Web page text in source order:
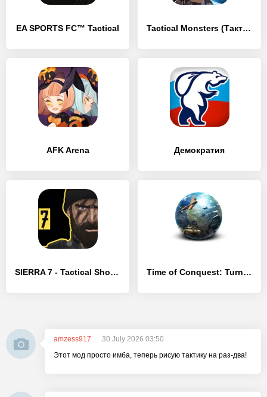
EA SPORTS FC™ Tactical Tactical Monsters (Тактические Монстры)
AFK Arena Демократия
SIERRA 7 - Tactical Shooter Time of Conquest: Turn Based Strategy
amzess917
30 July 2026 03:50
Этот мод просто имба, теперь рисую тактику на раз-два!